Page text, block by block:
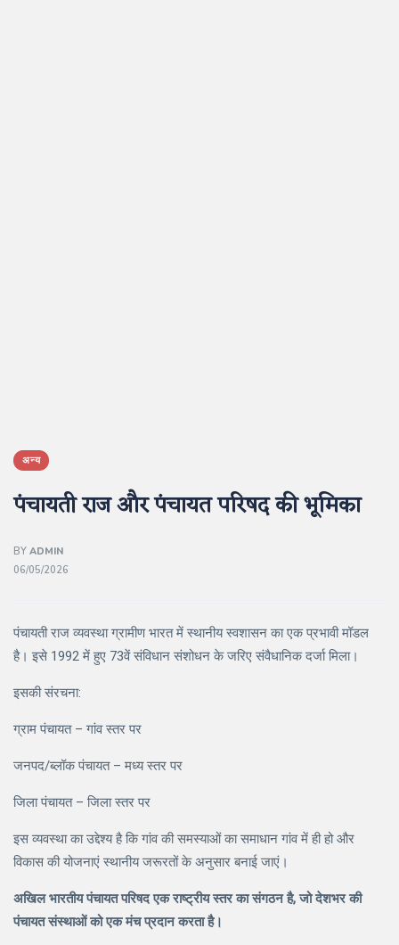
अन्य
पंचायती राज और पंचायत परिषद की भूमिका
BY ADMIN
06/05/2026
पंचायती राज व्यवस्था ग्रामीण भारत में स्थानीय स्वशासन का एक प्रभावी मॉडल
है। इसे 1992 में हुए 73वें संविधान संशोधन के जरिए संवैधानिक दर्जा मिला।
इसकी संरचना:
ग्राम पंचायत – गांव स्तर पर
जनपद/ब्लॉक पंचायत – मध्य स्तर पर
जिला पंचायत – जिला स्तर पर
इस व्यवस्था का उद्देश्य है कि गांव की समस्याओं का समाधान गांव में ही हो और
विकास की योजनाएं स्थानीय जरूरतों के अनुसार बनाई जाएं।
अखिल भारतीय पंचायत परिषद एक राष्ट्रीय स्तर का संगठन है, जो देशभर की
पंचायत संस्थाओं को एक मंच प्रदान करता है।